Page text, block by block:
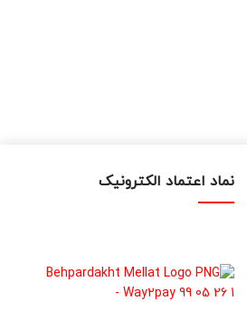
نماد اعتماد الکترونیک